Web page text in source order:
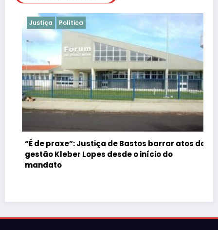
Justiça Política
“É de praxe”: Justiça de Bastos barrar atos da
gestão Kleber Lopes desde o início do
mandato